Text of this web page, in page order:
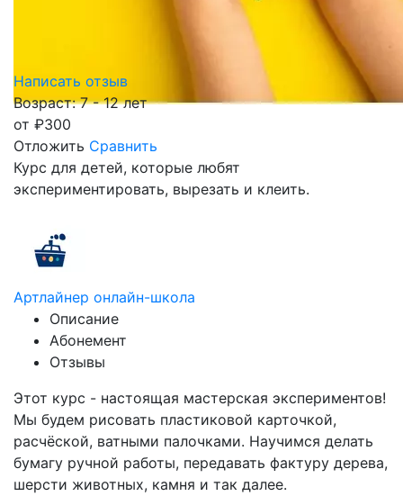
Написать отзыв
Возраст: 7 - 12 лет
от ₽300
Отложить Сравнить
Курс для детей, которые любят
экспериментировать, вырезать и клеить.
Артлайнер онлайн-школа
Описание
Абонемент
Отзывы
Этот курс - настоящая мастерская экспериментов!
Мы будем рисовать пластиковой карточкой,
расчёской, ватными палочками. Научимся делать
бумагу ручной работы, передавать фактуру дерева,
шерсти животных, камня и так далее.